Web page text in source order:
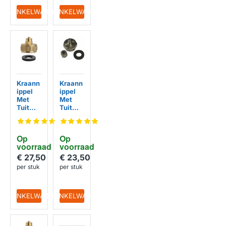
IN WINKELWAGENIN WINKELWAGEN
HUISMERK
Op
voorraad
Kraann
ippel
Met
Tuit
g
€ 27,50
per stuk
IN WINKELWAGEN
HUISMERK
Op
voorraad
Kraann
ippel
Met
Tuit
m
f
€ 23,50
per stuk
IN WINKELWAGEN